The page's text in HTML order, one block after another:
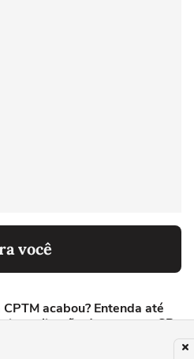
você
acabou? Entenda até
paralisação de trens em SP